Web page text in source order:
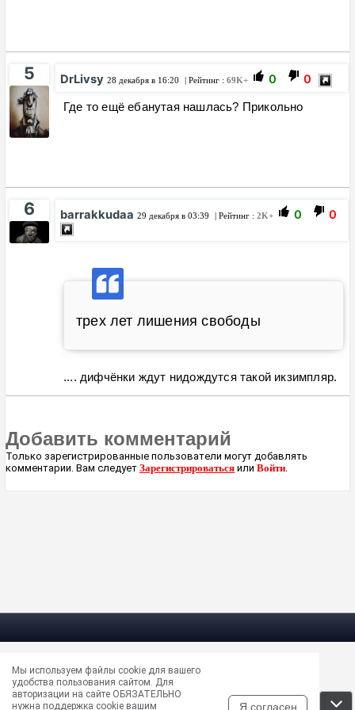
5 DrLivsy 28 декабря в 16:20 | Рейтинг : 69K+ 0 0
Где то ещё ебанутая нашлась? Прикольно
6 barrakkudaa 29 декабря в 03:39 | Рейтинг : 2K+ 0 0
трех лет лишения свободы
.... дифчёнки ждут нидождутся такой икзимпляр.
Добавить комментарий
Только зарегистрированные пользователи могут добавлять
комментарии. Вам следует Зарегистрироваться или Войти.
Электрическая почта —masun@unews.pro
Сообщить об ошибке —support@unews.pro
rss - Читать новости в RSS
Мы используем файлы cookie для вашего
удобства пользования сайтом. Для
авторизации на сайте ОБЯЗАТЕЛЬНО
нужна поддержка cookie вашим
Я согласен